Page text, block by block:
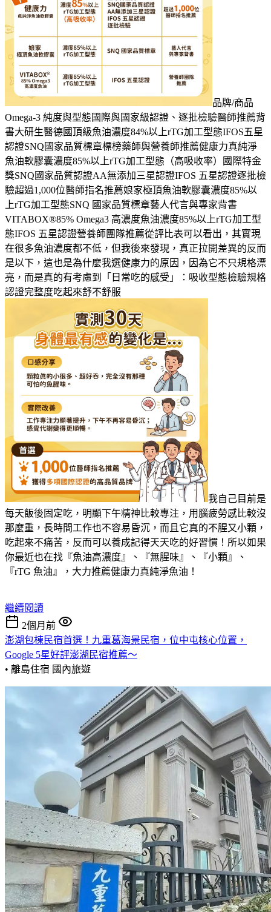
品牌/商品
Omega-3 純度與型態國際與國家級認證、逐批檢驗醫師推薦背
書大研生醫德國頂級魚油濃度84%以上rTG加工型態IFOS五星
認證SNQ國家品質標章標榜藥師與營養師推薦健康力真純淨
魚油軟膠囊濃度85%以上rTG加工型態（高吸收率）國際特金
獎SNQ國家品質認證AA無添加三星認證IFOS 五星認證逐批檢
驗超過1,000位醫師指名推薦娘家極頂魚油軟膠囊濃度85%以
上rTG加工型態SNQ 國家品質標章藝人代言與專家背書
VITABOX®85% Omega3 高濃度魚油濃度85%以上rTG加工型
態IFOS 五星認證營養師團隊推薦從評比表可以看出，其實現
在很多魚油濃度都不低，但我後來發現，真正拉開差異的反而
是以下，這也是為什麼我選健康力的原因，因為它不只規格漂
亮，而是真的有考慮到「日常吃的感受」：吸收型態檢驗規格
認證完整度吃起來舒不舒服
我自己目前是
每天飯後固定吃，明顯下午精神比較專注，用腦疲勞感比較沒
那麼重，長時間工作也不容易昏沉，而且它真的不腥又小顆，
吃起來不痛苦，反而可以養成記得天天吃的好習慣！所以如果
你最近也在找『魚油高濃度』、『無腥味』、『小顆』、
『rTG 魚油』，大力推薦健康力真純淨魚油！
繼續閱讀
2個月前
澎湖包棟民宿首選！九重葛海景民宿，位中屯核心位置，
Google 5星好評澎湖民宿推薦～
• 離島住宿 國內旅遊